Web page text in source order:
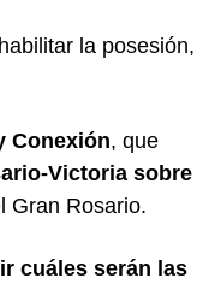
la posesión,
Conexión, que
Victoria sobre
Gran Rosario.
cuáles serán las